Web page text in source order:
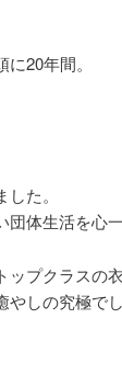
20年間。
た。
体生活を心
プクラスの
しの究極でし